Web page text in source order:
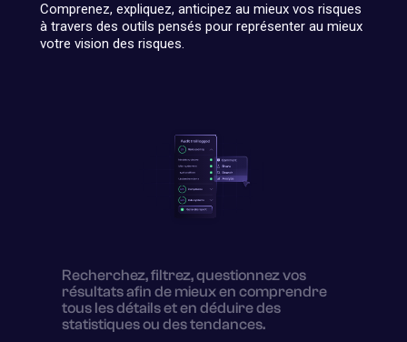
Comprenez, expliquez, anticipez au mieux vos risques
à travers des outils pensés pour représenter au mieux
votre vision des risques.
Recherchez, filtrez, questionnez vos
résultats afin de mieux en comprendre
tous les détails et en déduire des
statistiques ou des tendances.